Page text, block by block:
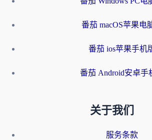
番茄 macOS苹果电
番茄 ios苹果手机
番茄 Android安卓手
关于我们
服务条款